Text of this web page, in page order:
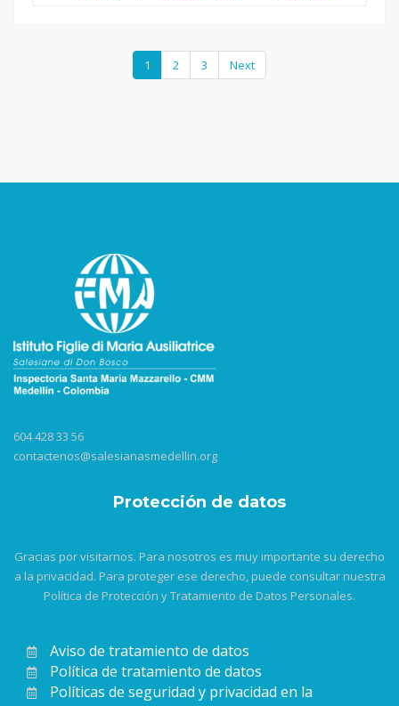
1 2 3 Next
604 428 33 56
contactenos@salesianasmedellin.org
Protección de datos
Gracias por visitarnos. Para nosotros es muy importante su derecho
a la privacidad. Para proteger ese derecho, puede consultar nuestra
Política de Protección y Tratamiento de Datos Personales.
Aviso de tratamiento de datos
Política de tratamiento de datos
Políticas de seguridad y privacidad en la